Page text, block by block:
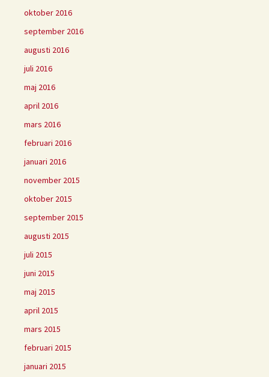
oktober 2016
september 2016
augusti 2016
juli 2016
maj 2016
april 2016
mars 2016
februari 2016
januari 2016
november 2015
oktober 2015
september 2015
augusti 2015
juli 2015
juni 2015
maj 2015
april 2015
mars 2015
februari 2015
januari 2015